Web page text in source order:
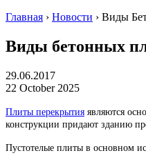
Главная › Новости › Виды
Виды бетонных
29.06.2017
22 October 2025
Плиты перекрытия являются
конструкции придают зданию
Пустотелые плиты в основном